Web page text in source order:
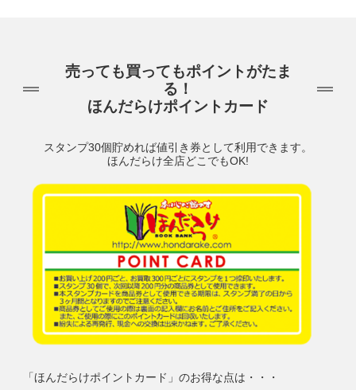
売っても買ってもポイントがたま
る！
ほんだらけポイントカード
スタンプ30個貯めれば値引き券として利用できます。
ほんだらけ全店どこでもOK!
「ほんだらけポイントカード」のお得な点は・・・